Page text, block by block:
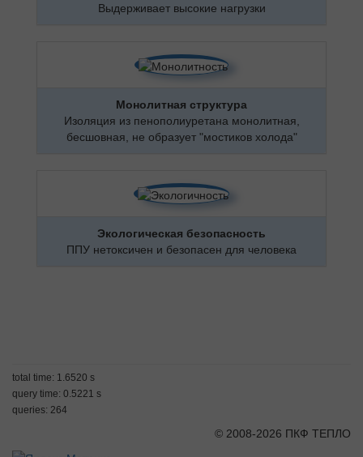
Выдерживает высокие нагрузки
Монолитная структура
Изоляция из пенополиуретана монолитная,
бесшовная, не образует "мостиков холода"
Экологическая безопасность
ППУ нетоксичен и безопасен для человека
total time: 1.6520 s
query time: 0.5221 s
queries: 264
© 2008-2026 ПКФ ТЕПЛО